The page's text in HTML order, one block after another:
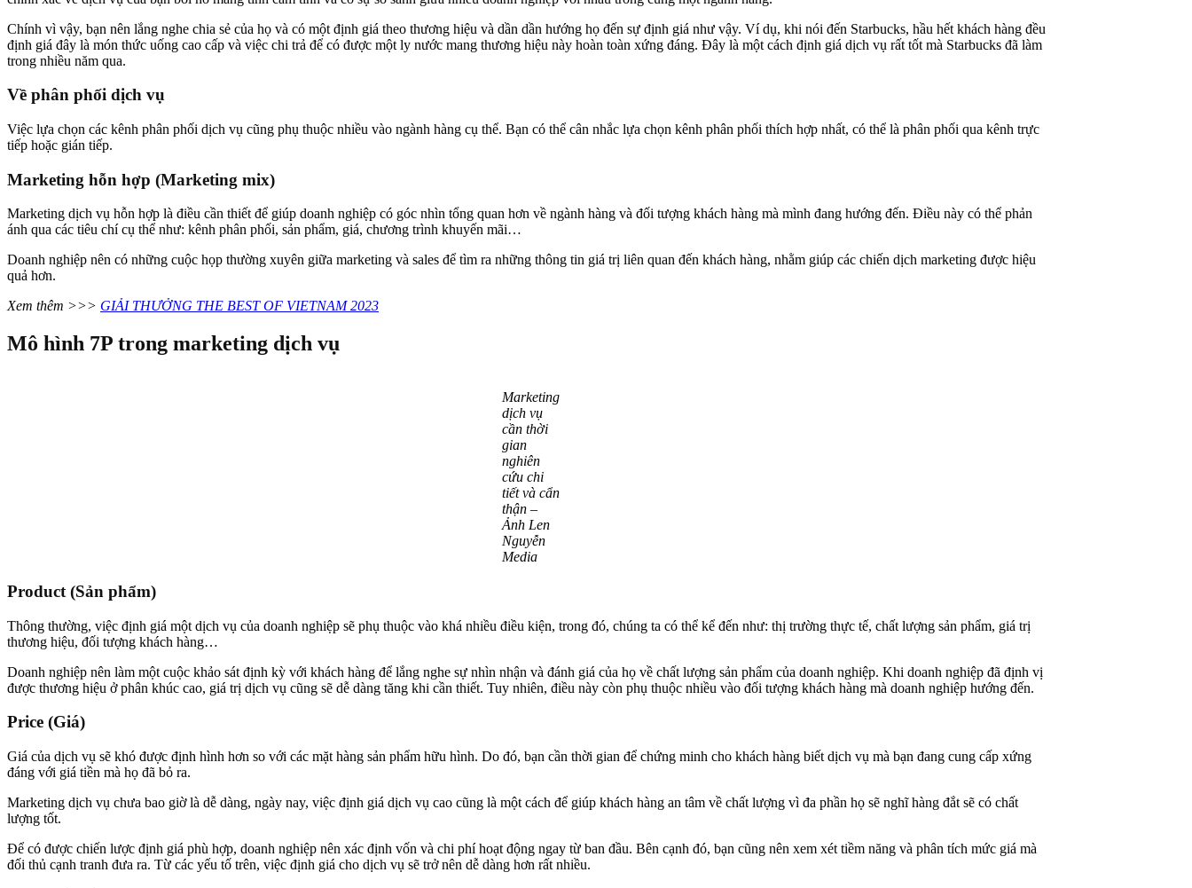
Chính vì vậy, bạn nên lắng nghe chia sẻ của họ và có một định giá theo thương hiệu và dần dần hướng họ đến sự định giá như vậy. Ví dụ, khi nói đến Starbucks, hầu hết khách hàng đều
định giá đây là món thức uống cao cấp và việc chi trả để có được một ly nước mang thương hiệu này hoàn toàn xứng đáng. Đây là một cách định giá dịch vụ rất tốt mà Starbucks đã làm
trong nhiều năm qua.
Về phân phối dịch vụ
Việc lựa chọn các kênh phân phối dịch vụ cũng phụ thuộc nhiều vào ngành hàng cụ thể. Bạn có thể cân nhắc lựa chọn kênh phân phối thích hợp nhất, có thể là phân phối qua kênh trực
tiếp hoặc gián tiếp.
Marketing hỗn hợp (Marketing mix)
Marketing dịch vụ hỗn hợp là điều cần thiết để giúp doanh nghiệp có góc nhìn tổng quan hơn về ngành hàng và đối tượng khách hàng mà mình đang hướng đến. Điều này có thể phản
ánh qua các tiêu chí cụ thể như: kênh phân phối, sản phẩm, giá, chương trình khuyến mãi…
Doanh nghiệp nên có những cuộc họp thường xuyên giữa marketing và sales để tìm ra những thông tin giá trị liên quan đến khách hàng, nhằm giúp các chiến dịch marketing được hiệu
quả hơn.
Xem thêm >>> GIẢI THƯỞNG THE BEST OF VIETNAM 2023
Mô hình 7P trong marketing dịch vụ
Marketing
dịch vụ
cần thời
gian
nghiên
cứu chi
tiết và cẩn
thận –
Ảnh Len
Nguyễn
Media
Product (Sản phẩm)
Thông thường, việc định giá một dịch vụ của doanh nghiệp sẽ phụ thuộc vào khá nhiều điều kiện, trong đó, chúng ta có thể kể đến như: thị trường thực tế, chất lượng sản phẩm, giá trị
thương hiệu, đối tượng khách hàng…
Doanh nghiệp nên làm một cuộc khảo sát định kỳ với khách hàng để lắng nghe sự nhìn nhận và đánh giá của họ về chất lượng sản phẩm của doanh nghiệp. Khi doanh nghiệp đã định vị
được thương hiệu ở phân khúc cao, giá trị dịch vụ cũng sẽ dễ dàng tăng khi cần thiết. Tuy nhiên, điều này còn phụ thuộc nhiều vào đối tượng khách hàng mà doanh nghiệp hướng đến.
Price (Giá)
Giá của dịch vụ sẽ khó được định hình hơn so với các mặt hàng sản phẩm hữu hình. Do đó, bạn cần thời gian để chứng minh cho khách hàng biết dịch vụ mà bạn đang cung cấp xứng
đáng với giá tiền mà họ đã bỏ ra.
Marketing dịch vụ chưa bao giờ là dễ dàng, ngày nay, việc định giá dịch vụ cao cũng là một cách để giúp khách hàng an tâm về chất lượng vì đa phần họ sẽ nghĩ hàng đắt sẽ có chất
lượng tốt.
Để có được chiến lược định giá phù hợp, doanh nghiệp nên xác định vốn và chi phí hoạt động ngay từ ban đầu. Bên cạnh đó, bạn cũng nên xem xét tiềm năng và phân tích mức giá mà
đối thủ cạnh tranh đưa ra. Từ các yếu tố trên, việc định giá cho dịch vụ sẽ trở nên dễ dàng hơn rất nhiều.